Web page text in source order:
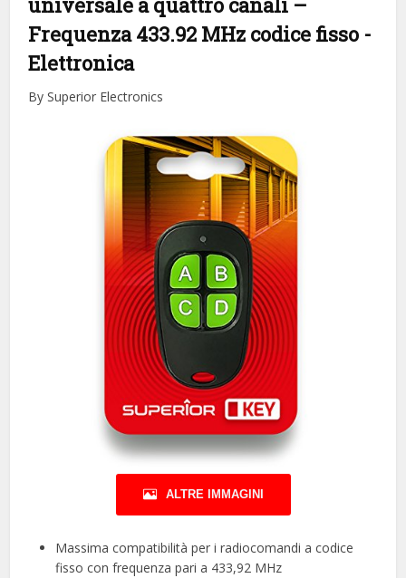
Frequenza 433.92 MHz codice fisso -
Elettronica
By Superior Electronics
ALTRE IMMAGINI
Massima compatibilità per i radiocomandi a codice
fisso con frequenza pari a 433,92 MHz